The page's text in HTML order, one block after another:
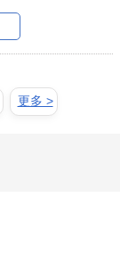
更多 >